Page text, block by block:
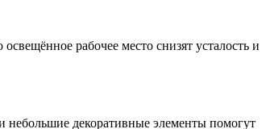
рабочее место снизят усталость и
небольшие декоративные элементы помогут